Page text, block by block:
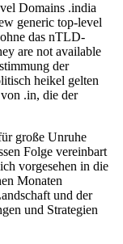
Domains .india
generic top-level
das nTLD-
are not available
der
heikel gelten
.in, die der
große Unruhe
Folge vereinbart
vorgesehen in die
Monaten
und der
und Strategien